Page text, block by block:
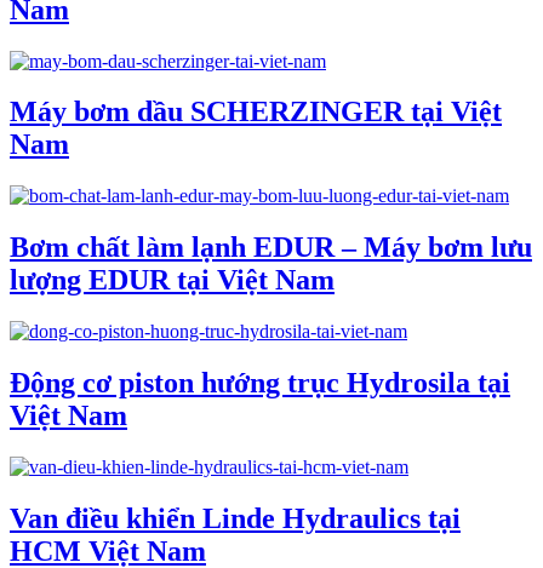
Nam
Máy bơm dầu SCHERZINGER tại Việt
Nam
Bơm chất làm lạnh EDUR – Máy bơm lưu
lượng EDUR tại Việt Nam
Động cơ piston hướng trục Hydrosila tại
Việt Nam
Van điều khiển Linde Hydraulics tại
HCM Việt Nam